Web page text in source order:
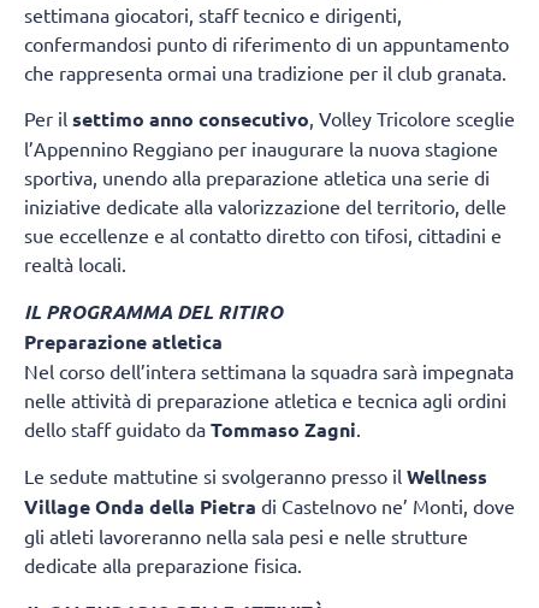
settimana giocatori, staff tecnico e dirigenti,
confermandosi punto di riferimento di un appuntamento
che rappresenta ormai una tradizione per il club granata.
Per il settimo anno consecutivo, Volley Tricolore sceglie
l’Appennino Reggiano per inaugurare la nuova stagione
sportiva, unendo alla preparazione atletica una serie di
iniziative dedicate alla valorizzazione del territorio, delle
sue eccellenze e al contatto diretto con tifosi, cittadini e
realtà locali.
IL PROGRAMMA DEL RITIRO
Preparazione atletica
Nel corso dell’intera settimana la squadra sarà impegnata
nelle attività di preparazione atletica e tecnica agli ordini
dello staff guidato da Tommaso Zagni
Le sedute mattutine si svolgeranno presso il Wellness
Village Onda della Pietra di Castelnovo ne’ Monti, dove
gli atleti lavoreranno nella sala pesi e nelle strutture
dedicate alla preparazione fisica.